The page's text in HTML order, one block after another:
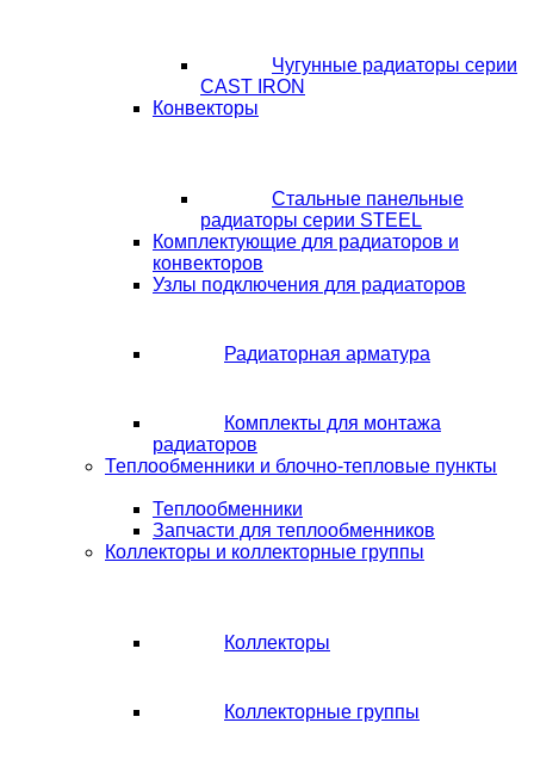
Чугунные радиаторы серии
CAST IRON
Конвекторы
Стальные панельные
радиаторы серии STEEL
Комплектующие для радиаторов и
конвекторов
Узлы подключения для радиаторов
Радиаторная арматура
Комплекты для монтажа
радиаторов
Теплообменники и блочно-тепловые пункты
Теплообменники
Запчасти для теплообменников
Коллекторы и коллекторные группы
Коллекторы
Коллекторные группы